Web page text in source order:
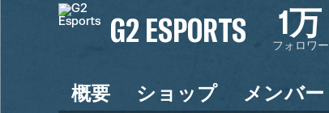
G2 ESPORTS 1万
フォロワー
概要 ショップ メンバー